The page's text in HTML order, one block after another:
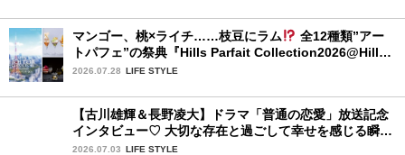
マンゴー、桃×ライチ……枝豆にラム
全12種類”アー
トパフェ”の祭典『Hills Parfait Collection2026@Hills
House』
2026.07.28 LIFE STYLE
【古川雄輝＆長野凌大】ドラマ「普通の恋愛」放送記念
インタビュー♡ 大切な存在と過ごして幸せを感じる瞬間
は？
2026.07.03 LIFE STYLE